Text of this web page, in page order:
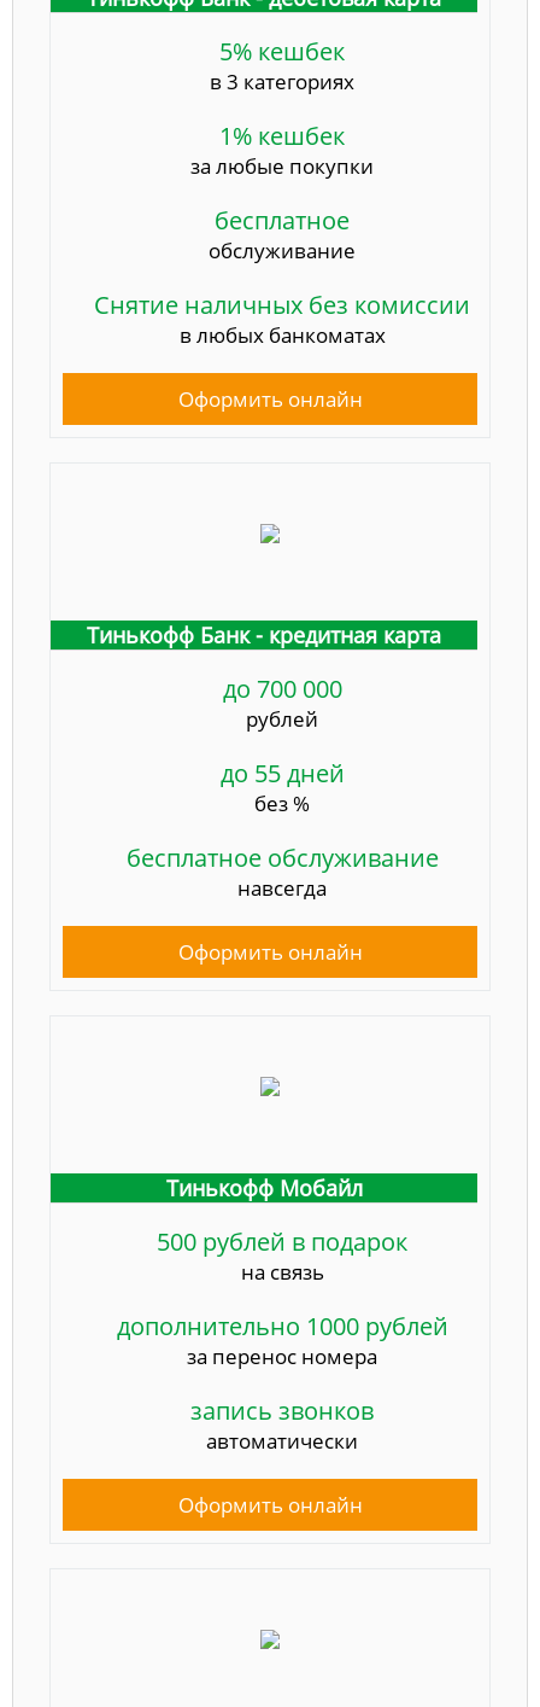
5% кешбек
в 3 категориях
1% кешбек
за любые покупки
бесплатное
обслуживание
Снятие наличных без комиссии
в любых банкоматах
Оформить онлайн
Тинькофф Банк - кредитная карта
до 700 000
рублей
до 55 дней
без %
бесплатное обслуживание
навсегда
Оформить онлайн
Тинькофф Мобайл
500 рублей в подарок
на связь
дополнительно 1000 рублей
за перенос номера
запись звонков
автоматически
Оформить онлайн